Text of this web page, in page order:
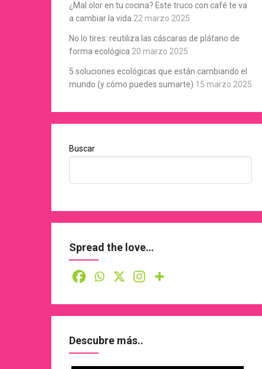
¿Mal olor en tu cocina? Este truco con café te va
a cambiar la vida 22 marzo 2025
No lo tires: reutiliza las cáscaras de plátano de
forma ecológica 20 marzo 2025
5 soluciones ecológicas que están cambiando el
mundo (y cómo puedes sumarte) 15 marzo 2025
Buscar
Spread the love…
Descubre más..